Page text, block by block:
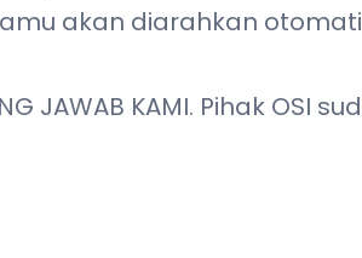
akan diarahkan
JAWAB KAMI. Pihak OSI